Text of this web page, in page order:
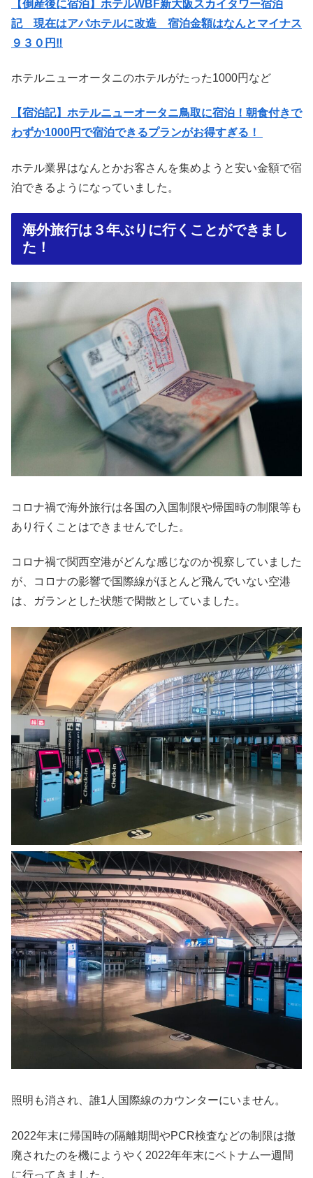
【倒産後に宿泊】ホテルWBF新大阪スカイタワー宿泊
記 現在はアパホテルに改造 宿泊金額はなんとマイナス
９３０円‼︎
ホテルニューオータニのホテルがたった1000円など
【宿泊記】ホテルニューオータニ鳥取に宿泊！朝食付きで
わずか1000円で宿泊できるプランがお得すぎる！
ホテル業界はなんとかお客さんを集めようと安い金額で宿
泊できるようになっていました。
海外旅行は３年ぶりに行くことができまし
た！
コロナ禍で海外旅行は各国の入国制限や帰国時の制限等も
あり行くことはできませんでした。
コロナ禍で関西空港がどんな感じなのか視察していました
が、コロナの影響で国際線がほとんど飛んでいない空港
は、ガランとした状態で閑散としていました。
照明も消され、誰1人国際線のカウンターにいません。
2022年末に帰国時の隔離期間やPCR検査などの制限は撤
廃されたのを機にようやく2022年年末にベトナム一週間
に行ってきました。